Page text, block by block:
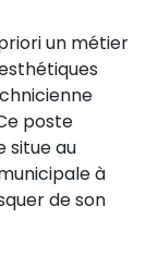
un métier
poste
situe au
à
de son